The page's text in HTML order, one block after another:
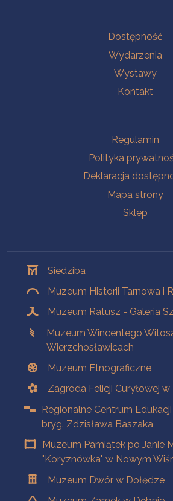
Dostępność
Wydarzenia
Wystawy
Kontakt
Regulamin
Polityka
Deklaracja
Mapa strony
Sklep
Siedziba
Muzeum Historii Tarnowa i
Muzeum Ratusz - Galeria
Muzeum Wincentego
Wierzchosławicach
Muzeum Etnograficzne
Zagroda Felicji Curyłowej
Regionalne Centrum
bryg. Zdzisława Baszaka
Muzeum Pamiątek po Janie
"Koryznówka" w Nowym
Muzeum Dwór w Dołędze